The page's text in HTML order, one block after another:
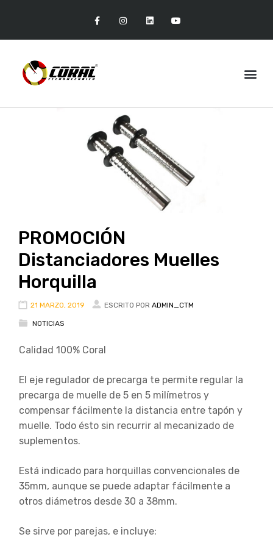
PROMOCIÓN
Distanciadores Muelles
Horquilla
21 MARZO, 2019 ESCRITO POR ADMIN_CTM
NOTICIAS
Calidad 100% Coral
El eje regulador de precarga te permite regular la
precarga de muelle de 5 en 5 milímetros y
compensar fácilmente la distancia entre tapón y
muelle. Todo ésto sin recurrir al mecanizado de
suplementos.
Está indicado para horquillas convencionales de
35mm, aunque se puede adaptar fácilmente a
otros diámetros desde 30 a 38mm.
Se sirve por parejas, e incluye: